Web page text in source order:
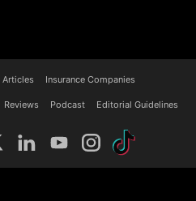
Articles Insurance Companies
Reviews Podcast Editorial Guidelines